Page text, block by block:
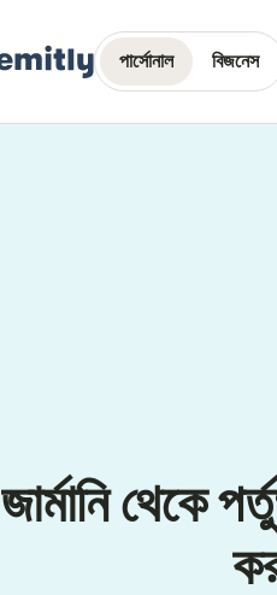
পার্সোনাল বিজনেস
জার্মানি থেকে